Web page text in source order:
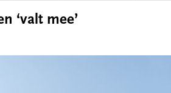
‘valt mee’